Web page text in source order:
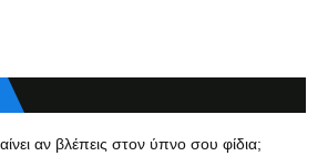
αν βλέπεις στον ύπνο σου φίδια;